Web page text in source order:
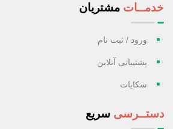
خدمــات مشتریان
ورود / ثبت نام
پشتیبانی آنلاین
شکایات
دستــرسی سریع